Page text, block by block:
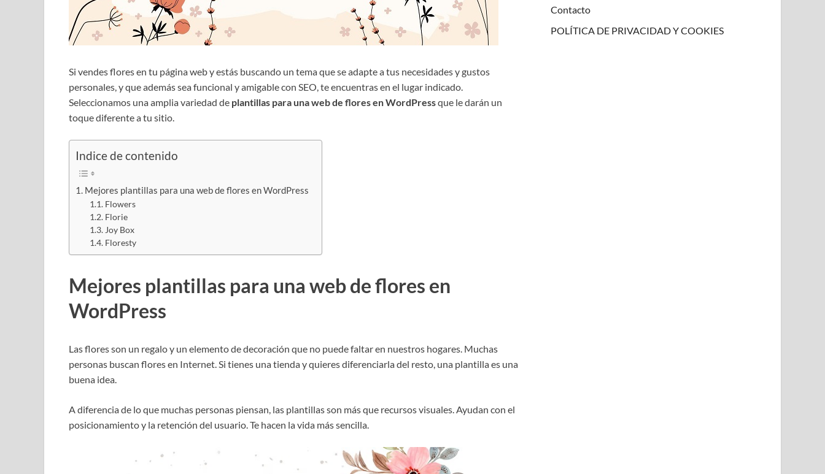
Si vendes flores en tu página web y estás buscando un tema que se adapte a tus necesidades y gustos
personales, y que además sea funcional y amigable con SEO, te encuentras en el lugar indicado.
Seleccionamos una amplia variedad de plantillas para una web de flores en WordPressque le darán un
toque diferente a tu sitio.
Indice de contenido
Mejores plantillas para una web de flores en WordPress
Flowers
Florie
Joy Box
Floresty
Mejores plantillas para una web de flores en
WordPress
Las flores son un regalo y un elemento de decoración que no puede faltar en nuestros hogares. Muchas
personas buscan flores en Internet. Si tienes una tienda y quieres diferenciarla del resto, una plantilla es una
buena idea.
A diferencia de lo que muchas personas piensan, las plantillas son más que recursos visuales. Ayudan con el
posicionamiento y la retención del usuario. Te hacen la vida más sencilla.
Contacto
POLÍTICA DE PRIVACIDAD Y COOKIES